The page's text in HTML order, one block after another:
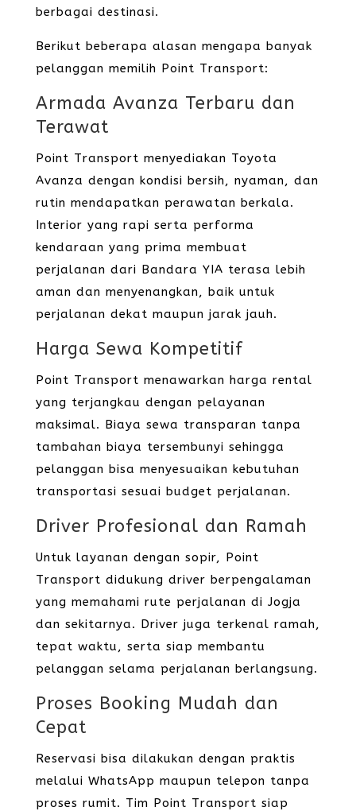
berbagai destinasi.
Berikut beberapa alasan mengapa banyak
pelanggan memilih Point Transport:
Armada Avanza Terbaru dan
Terawat
Point Transport menyediakan Toyota
Avanza dengan kondisi bersih, nyaman, dan
rutin mendapatkan perawatan berkala.
Interior yang rapi serta performa
kendaraan yang prima membuat
perjalanan dari Bandara YIA terasa lebih
aman dan menyenangkan, baik untuk
perjalanan dekat maupun jarak jauh.
Harga Sewa Kompetitif
Point Transport menawarkan harga rental
yang terjangkau dengan pelayanan
maksimal. Biaya sewa transparan tanpa
tambahan biaya tersembunyi sehingga
pelanggan bisa menyesuaikan kebutuhan
transportasi sesuai budget perjalanan.
Driver Profesional dan Ramah
Untuk layanan dengan sopir, Point
Transport didukung driver berpengalaman
yang memahami rute perjalanan di Jogja
dan sekitarnya. Driver juga terkenal ramah,
tepat waktu, serta siap membantu
pelanggan selama perjalanan berlangsung.
Proses Booking Mudah dan
Cepat
Reservasi bisa dilakukan dengan praktis
melalui WhatsApp maupun telepon tanpa
proses rumit. Tim Point Transport siap